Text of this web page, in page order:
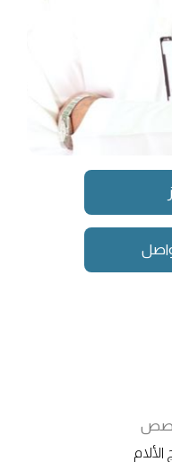
الألام